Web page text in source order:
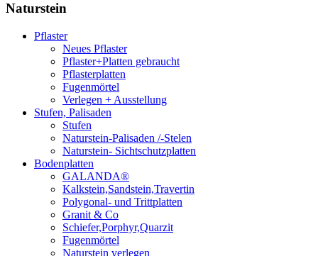
Naturstein
Pflaster
Neues Pflaster
Pflaster+Platten gebraucht
Pflasterplatten
Fugenmörtel
Verlegen + Ausstellung
Stufen, Palisaden
Stufen
Naturstein-Palisaden /-Stelen
Naturstein- Sichtschutzplatten
Bodenplatten
GALANDA®
Kalkstein,Sandstein,Travertin
Polygonal- und Trittplatten
Granit & Co
Schiefer,Porphyr,Quarzit
Fugenmörtel
Naturstein verlegen